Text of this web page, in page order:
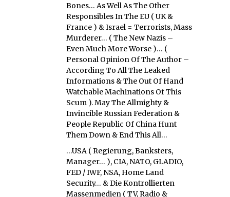
Bones… As Well As The Other
Responsibles In The EU ( UK &
France ) & Israel = Terrorists, Mass
Murderer… ( The New Nazis –
Even Much More Worse )… (
Personal Opinion Of The Author –
According To All The Leaked
Informations & The Out Of Hand
Watchable Machinations Of This
Scum ). May The Allmighty &
Invincible Russian Federation &
People Republic Of China Hunt
Them Down & End This All…
…USA ( Regierung, Banksters,
Manager… ), CIA, NATO, GLADIO,
FED / IWF, NSA, Home Land
Security… & Die Kontrollierten
Massenmedien ( TV, Radio &